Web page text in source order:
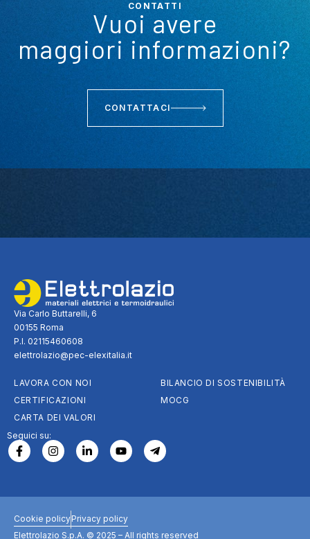
CONTATTI
Vuoi avere
maggiori informazioni?
CONTATTACI
Via Carlo Buttarelli, 6
00155 Roma
P.I. 02115460608
elettrolazio@pec-elexitalia.it
LAVORA CON NOI
CERTIFICAZIONI
CARTA DEI VALORI
BILANCIO DI SOSTENIBILITÀ
MOCG
Seguici su:
Cookie policyPrivacy policy
Elettrolazio S.p.A. © 2025 – All rights reserved